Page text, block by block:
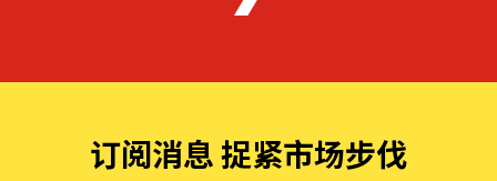
订阅消息 捉紧市场步伐